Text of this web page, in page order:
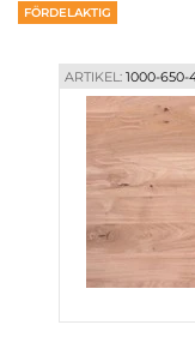
FÖRDELAKTIG
ARTIKEL:1000-650-